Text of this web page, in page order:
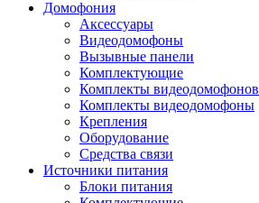
Домофония
Аксессуары
Видеодомофоны
Вызывные панели
Комплектующие
Комплекты видеодомофонов
Комплекты видеодомофоны
Крепления
Оборудование
Средства связи
Источники питания
Блоки питания